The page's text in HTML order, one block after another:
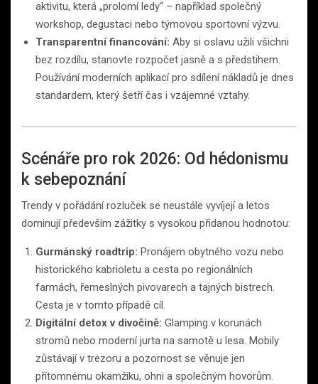
aktivitu, která „prolomí ledy“ – například společný
workshop, degustaci nebo týmovou sportovní výzvu.
Transparentní financování: Aby si oslavu užili všichni
bez rozdílu, stanovte rozpočet jasně a s předstihem.
Používání moderních aplikací pro sdílení nákladů je dnes
standardem, který šetří čas i vzájemné vztahy.
Scénáře pro rok 2026: Od hédonismu
k sebepoznání
Trendy v pořádání rozluček se neustále vyvíjejí a letos
dominují především zážitky s vysokou přidanou hodnotou:
Gurmánský roadtrip: Pronájem obytného vozu nebo
historického kabrioletu a cesta po regionálních
farmách, řemeslných pivovarech a tajných bistrech.
Cesta je v tomto případě cíl.
Digitální detox v divočině: Glamping v korunách
stromů nebo moderní jurta na samotě u lesa. Mobily
zůstávají v trezoru a pozornost se věnuje jen
přítomnému okamžiku, ohni a společným hovorům.